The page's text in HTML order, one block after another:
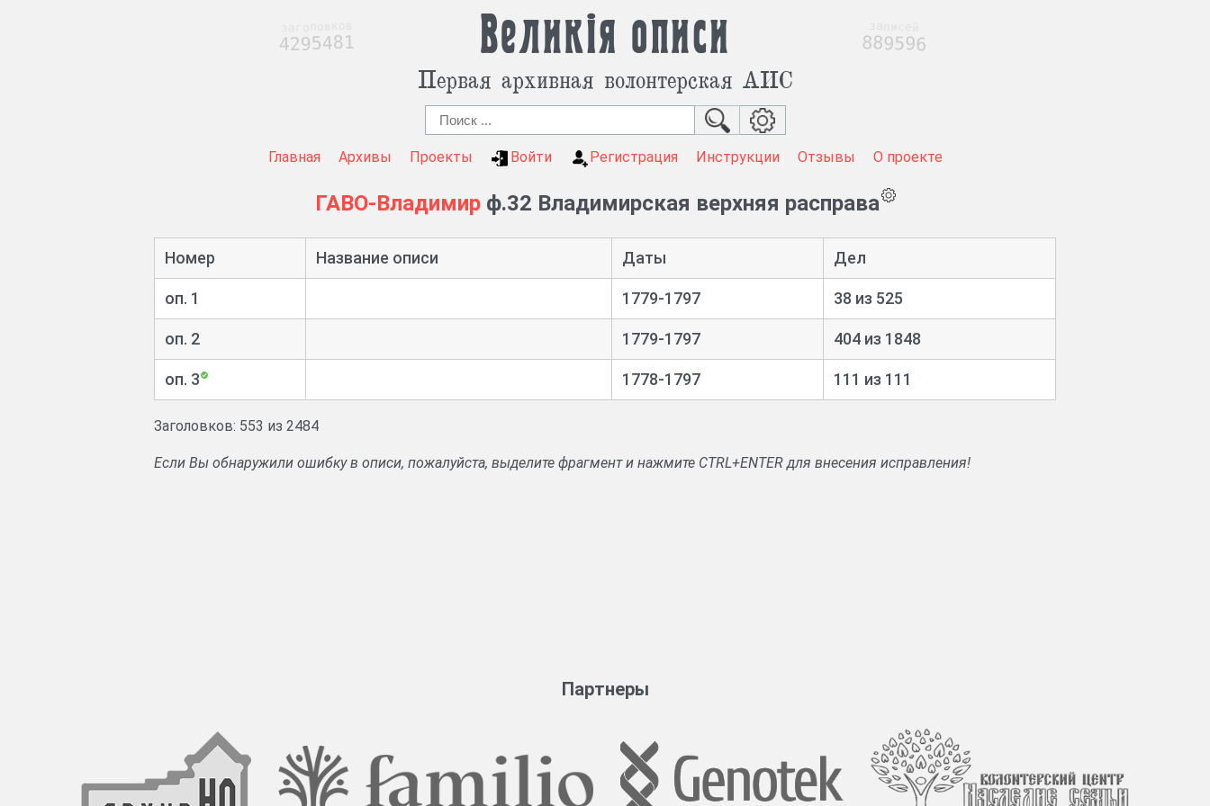
Великія описи
Первая архивная волонтерская АИС
Главная Архивы Проекты Войти Регистрация Инструкции Отзывы О проекте
ГАВО-Владимирф.32 Владимирская верхняя расправа
Номер Название описи Даты Дел
оп. 1 1779-1797 38 из 525
оп. 2 1779-1797 404 из 1848
оп. 3 1778-1797 111 из 111
Заголовков: 553 из 2484
Если Вы обнаружили ошибку в описи, пожалуйста, выделите фрагмент и нажмите CTRL+ENTER для внесения исправления!
Партнеры
4295481 889596